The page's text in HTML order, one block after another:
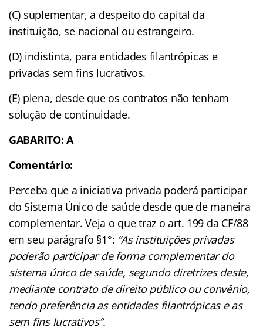
(C) suplementar, a despeito do capital da
instituição, se nacional ou estrangeiro.
(D) indistinta, para entidades filantrópicas e
privadas sem fins lucrativos.
(E) plena, desde que os contratos não tenham
solução de continuidade.
GABARITO: A
Comentário:
Perceba que a iniciativa privada poderá participar
do Sistema Único de saúde desde que de maneira
complementar. Veja o que traz o art. 199 da CF/88
em seu parágrafo §1°: “As instituições privadas
poderão participar de forma complementar do
sistema único de saúde, segundo diretrizes deste,
mediante contrato de direito público ou convênio,
tendo preferência as entidades filantrópicas e as
sem fins lucrativos”.